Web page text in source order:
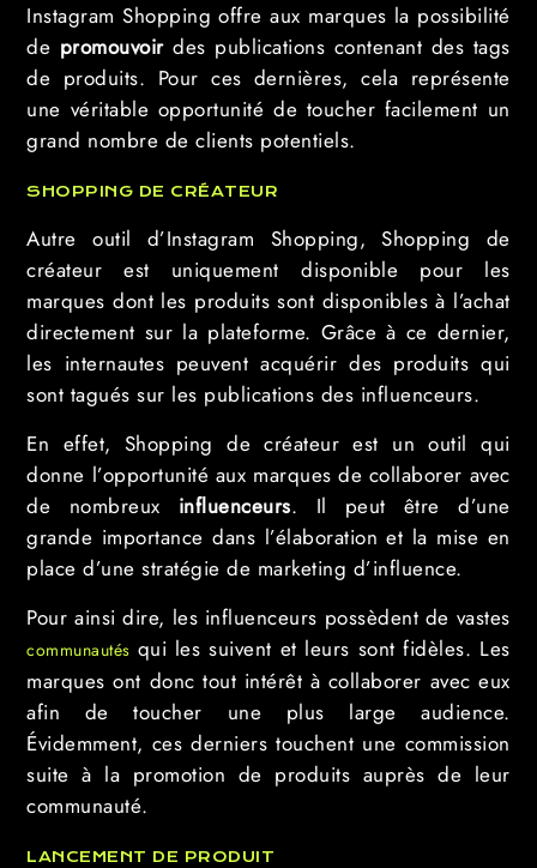
Instagram Shopping offre aux marques la possibilité
de promouvoirdes publications contenant des tags
de produits. Pour ces dernières, cela représente
une véritable opportunité de toucher facilement un
grand nombre de clients potentiels.
SHOPPING DE CRÉATEUR
Autre outil d’Instagram Shopping, Shopping de
créateur est uniquement disponible pour les
marques dont les produits sont disponibles à l’achat
directement sur la plateforme. Grâce à ce dernier,
les internautes peuvent acquérir des produits qui
sont tagués sur les publications des influenceurs.
En effet, Shopping de créateur est un outil qui
donne l’opportunité aux marques de collaborer avec
de nombreux influenceurs. Il peut être d’une
grande importance dans l’élaboration et la mise en
place d’une stratégie de marketing d’influence.
Pour ainsi dire, les influenceurs possèdent de vastes
communautés qui les suivent et leurs sont fidèles. Les
marques ont donc tout intérêt à collaborer avec eux
afin de toucher une plus large audience.
Évidemment, ces derniers touchent une commission
suite à la promotion de produits auprès de leur
communauté.
LANCEMENT DE PRODUIT